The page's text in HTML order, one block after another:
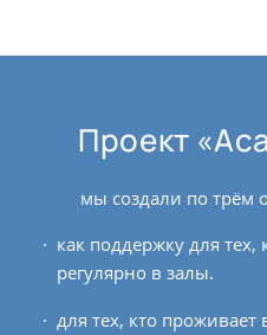
Проект
мы создали по
как поддержку для тех,
регулярно в залы.
для тех, кто проживает